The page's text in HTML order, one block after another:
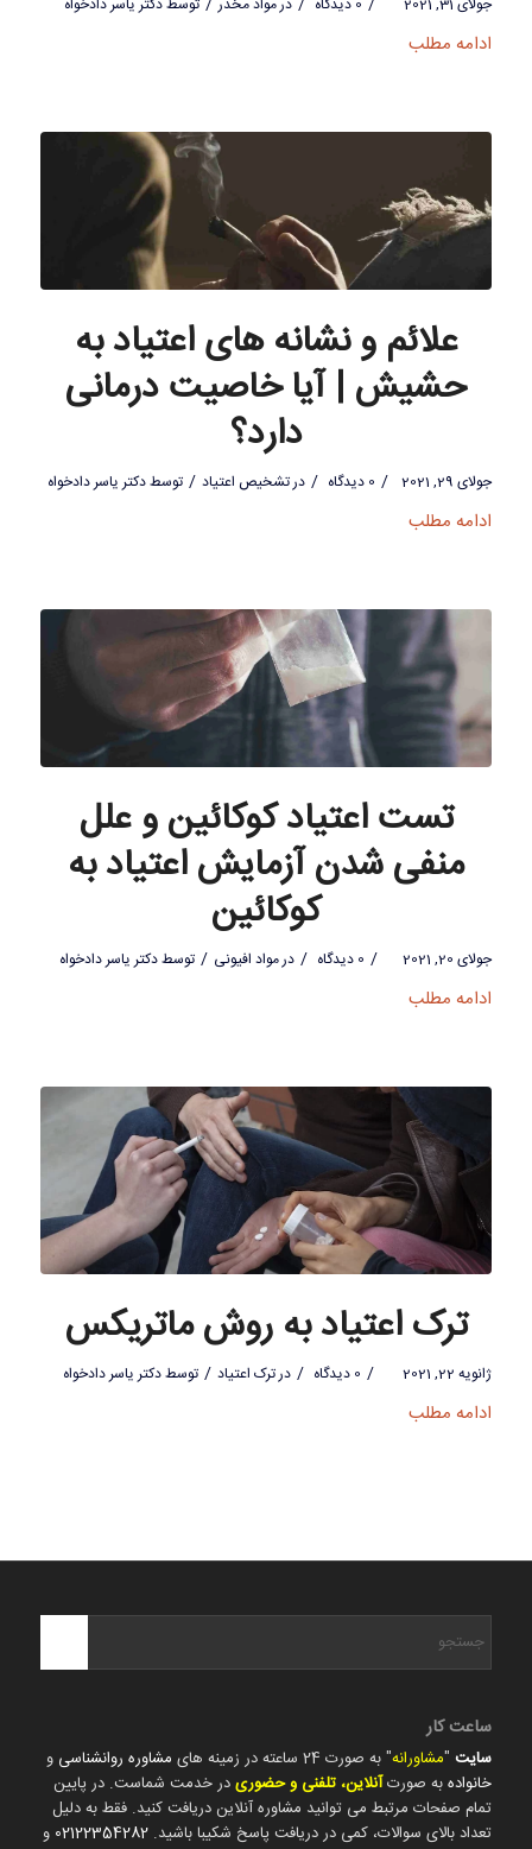
جولای 31, 2021 0 دیدگاه درمواد مخدر توسطدکتر یاسر دادخواه
ادامه مطلب
علائم و نشانه های اعتیاد به
حشیش | آیا خاصیت درمانی
دارد؟
جولای 29, 2021 / 0 دیدگاه / درتشخیص اعتیاد / توسطدکتر یاسر دادخواه
ادامه مطلب
تست اعتیاد کوکائین و علل
منفی شدن آزمایش اعتیاد به
کوکائین
جولای 20, 2021 / 0 دیدگاه / درمواد افیونی / توسطدکتر یاسر دادخواه
ادامه مطلب
ترک اعتیاد به روش ماتریکس
ژانویه 22, 2021 / 0 دیدگاه / درترک اعتیاد / توسطدکتر یاسر دادخواه
ادامه مطلب
ساعت کار
سایت"مشاورانه" به صورت 24 ساعته در زمینه های مشاوره روانشناسی و
خانوادهبه صورتآنلاین، تلفنی و حضوریدر خدمت شماست. در پایین
تمام صفحات مرتبط می توانید مشاوره آنلاین دریافت کنید. فقط به دلیل
تعداد بالای سوالات، کمی در دریافت پاسخ شکیبا باشید. 02122354282 و